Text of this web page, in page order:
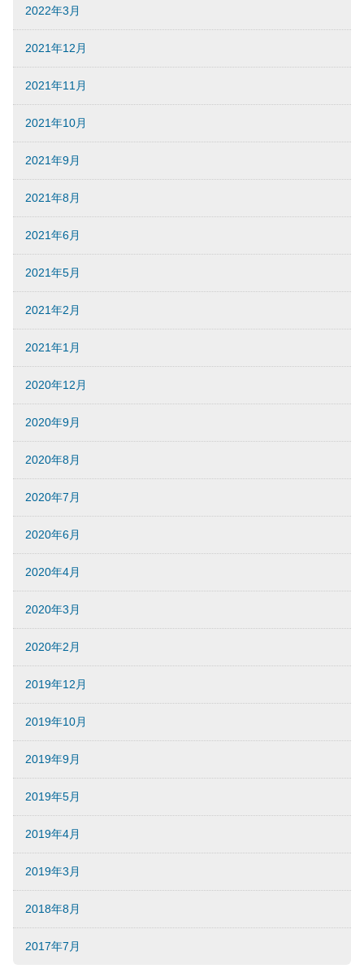
2022年3月
2021年12月
2021年11月
2021年10月
2021年9月
2021年8月
2021年6月
2021年5月
2021年2月
2021年1月
2020年12月
2020年9月
2020年8月
2020年7月
2020年6月
2020年4月
2020年3月
2020年2月
2019年12月
2019年10月
2019年9月
2019年5月
2019年4月
2019年3月
2018年8月
2017年7月